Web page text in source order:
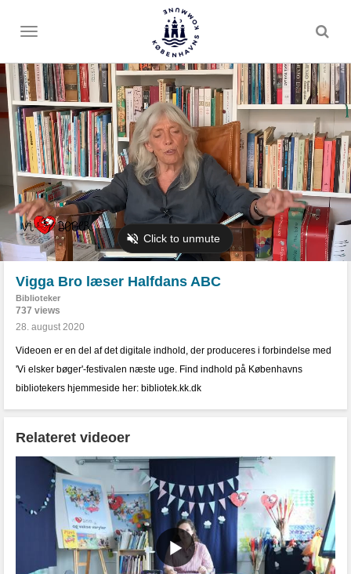
Toggle
Vigga Bro læser Halfdans ABC
Biblioteker
737 views
28. august 2020
Videoen er en del af det digitale indhold, der produceres i forbindelse med
'Vi elsker bøger'-festivalen næste uge. Find indhold på Københavns
bibliotekers hjemmeside her: bibliotek.kk.dk
Relateret videoer